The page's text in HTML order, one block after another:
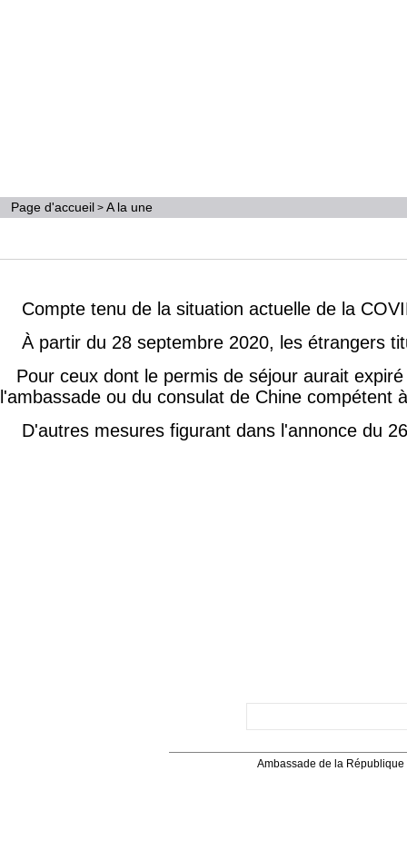
Page d'accueil > A la une
Compte tenu de la situation actuelle de la
À partir du 28 septembre 2020, les étrangers
Pour ceux dont le permis de séjour aurait
'ambassade ou du consulat de Chine compétent
D'autres mesures figurant dans l'annonce du
Ambassade de la